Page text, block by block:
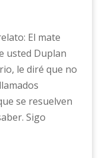
El mate
usted Duplan
le diré que no
se resuelven
Sigo